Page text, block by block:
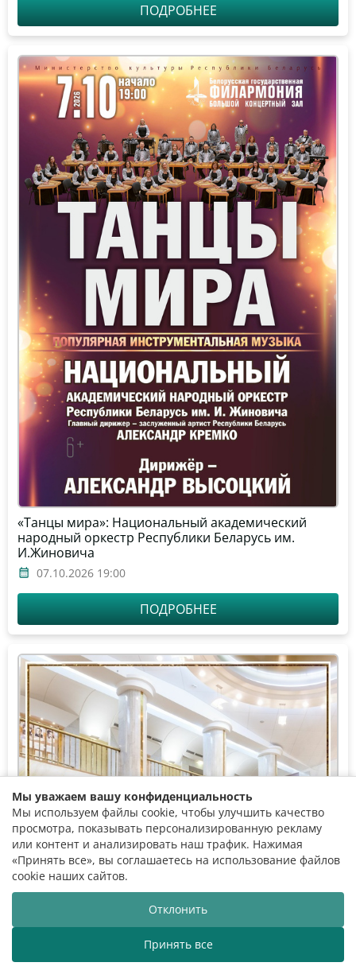
ПОДРОБНЕЕ
«Танцы мира»: Национальный академический
народный оркестр Республики Беларусь им.
И.Жиновича
07.10.2026 19:00
ПОДРОБНЕЕ
家爱乐乐团欢迎您的到来！ 白俄罗斯国家爱乐乐团欢迎您
Мы уважаем вашу конфиденциальность
Мы используем файлы cookie, чтобы улучшить качество
просмотра, показывать персонализированную рекламу
или контент и анализировать наш трафик. Нажимая
«Принять все», вы соглашаетесь на использование файлов
cookie наших сайтов.
Отклонить
Принять все